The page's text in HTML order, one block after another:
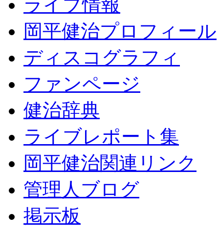
ライブ情報
岡平健治プロフィール
ディスコグラフィ
ファンページ
健治辞典
ライブレポート集
岡平健治関連リンク
管理人ブログ
掲示板